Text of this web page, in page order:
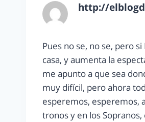
http://
Pues no se, no se, pero
casa, y aumenta la
me apunto a que sea
muy difícil, pero ahora
esperemos, esperemos,
tronos y en los